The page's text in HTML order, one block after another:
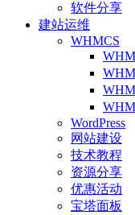
软件分享
建站运维
WHMCS
WordPress
网站建设
技术教程
资源分享
优惠活动
宝塔面板